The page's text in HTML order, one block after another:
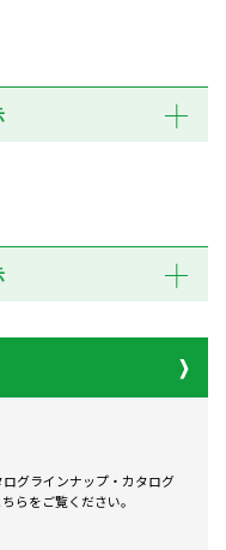
ログラインナップ・カタログ
らをご覧ください。